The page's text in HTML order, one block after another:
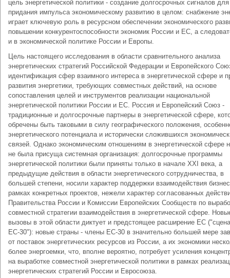
цель энергетической политики - создание долгосрочных сигналов для
придания импульса экономическому развитию в целом: снабжение
играет ключевую роль в ресурсном обеспечении экономического
повышении конкурентоспособности экономик России и ЕС, а
и в экономической политике России и Европы.
Цель настоящего исследования в области сравнительного анализа
энергетических стратегий Российской Федерации и Европейского
идентификация сфер взаимного интереса в энергетической сфере и
развития энергетики, требующих совместных действий, на основе
сопоставления целей и инструментов реализации национальной
энергетической политики России и ЕС. Россия и Европейский Союз -
традиционные и долгосрочные партнеры в энергетической сфере,
обречены быть таковыми в силу географического положения,
энергетического потенциала и исторически сложившихся
связей. Однако экономическим отношениям в энергетической сфере
не была присуща системная организация: долгосрочные программы
энергетической политики были приняты только в начале ХХI века, а
предыдущие действия в области энергетического сотрудничества, в
большей степени, носили характер поддержки взаимодействия
рамках конкретных проектов, нежели характер согласованных
Правительства России и Комиссии Европейских Сообществ по
совместной стратегии взаимодействия в энергетической сфере.
вызовы в этой области диктует и предстоящее расширение ЕС
ЕС-30"): новые страны - члены ЕС-30 в значительно большей мере
от поставок энергетических ресурсов из России, а их экономики
более энергоемки, что, вполне вероятно, потребует усиления
на выработке совместной энергетической политики в рамках
энергетических стратегий России и Евросоюза.